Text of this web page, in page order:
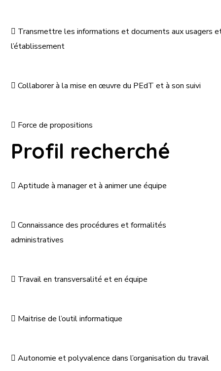
 Transmettre les informations et documents aux usagers
l’établissement
 Collaborer à la mise en œuvre du PEdT et à son suivi
 Force de propositions
Profil recherché
 Aptitude à manager et à animer une équipe
 Connaissance des procédures et formalités
administratives
 Travail en transversalité et en équipe
 Maitrise de l’outil informatique
 Autonomie et polyvalence dans l’organisation du travail